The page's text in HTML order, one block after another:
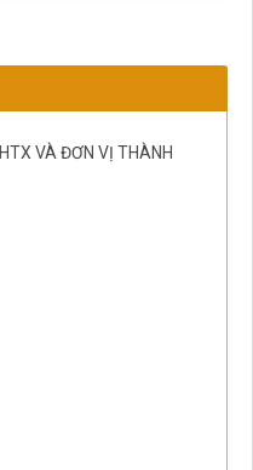
VÀ ĐƠN VỊ THÀNH